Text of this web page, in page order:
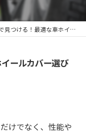
る！最適な車ホイールカバー選びのポイント
ールカバー選び
けでなく、性能や